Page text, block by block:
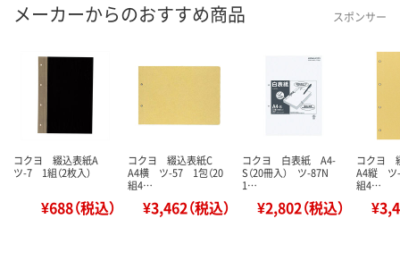
メーカーからのおすすめ商品 スポンサー
コクヨ 綴込表紙A
ツ-7 1組（2枚入）
¥688（税込）
コクヨ 綴込表紙C
A4横 ツ-57 1包（20
組4…
¥3,462（税込）
コクヨ 白表紙 A4-
S（20冊入） ツ-87N
1…
¥2,802（税込）
コクヨ
A4縦 ツ
組4…